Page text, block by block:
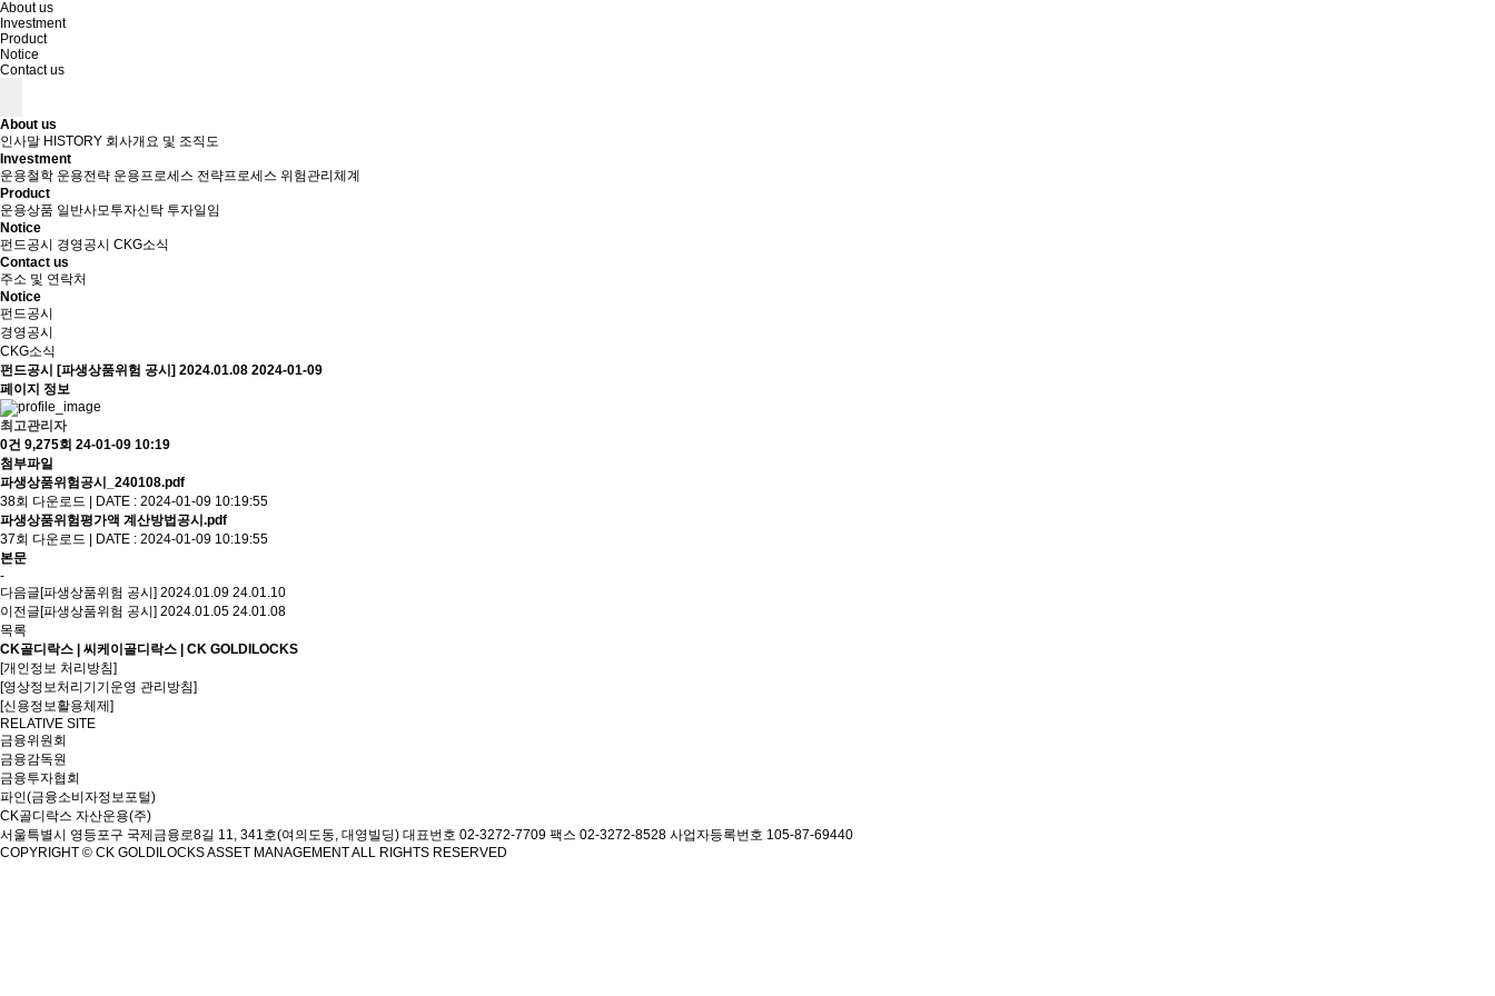
About us
Investment
Product
Notice
Contact us
About us
인사말 HISTORY 회사개요 및 조직도
Investment
운용철학 운용전략 운용프로세스 전략프로세스 위험관리체계
Product
운용상품 일반사모투자신탁 투자일임
Notice
펀드공시
경영공시 CKG소식
Contact us
주소 및 연락처
Notice
펀드공시
경영공시
CKG소식
펀드공시
[파생상품위험 공시] 2024.01.08 2024-01-09
페이지 정보
최고관리자
0건 9,275회 24-01-09 10:19
첨부파일
파생상품위험공시_240108.pdf
38회 다운로드 | DATE : 2024-01-09 10:19:55
파생상품위험평가액 계산방법공시.pdf
37회 다운로드 | DATE : 2024-01-09 10:19:55
본문
-
다음글[파생상품위험 공시] 2024.01.09 24.01.10
이전글[파생상품위험 공시] 2024.01.05 24.01.08
목록
CK골디락스 | 씨케이골디락스 | CK GOLDILOCKS
[개인정보 처리방침]
[영상정보처리기기운영 관리방침]
[신용정보활용체제]
RELATIVE SITE
금융위원회
금융감독원
금융투자협회
파인(금융소비자정보포털)
CK골디락스 자산운용(주)
서울특별시 영등포구 국제금융로8길 11, 341호(여의도동, 대영빌딩) 대표번호 02-3272-7709 팩스 02-3272-8528 사업자등록번호 105-87-69440
COPYRIGHT © CK GOLDILOCKS ASSET MANAGEMENT ALL RIGHTS RESERVED